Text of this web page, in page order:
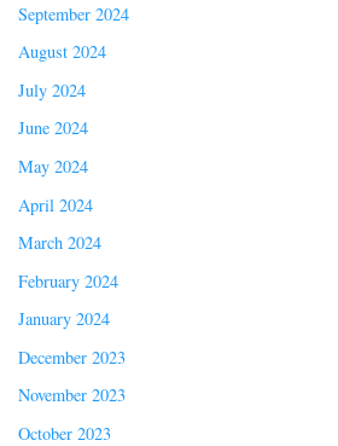
September 2024
August 2024
July 2024
June 2024
May 2024
April 2024
March 2024
February 2024
January 2024
December 2023
November 2023
October 2023